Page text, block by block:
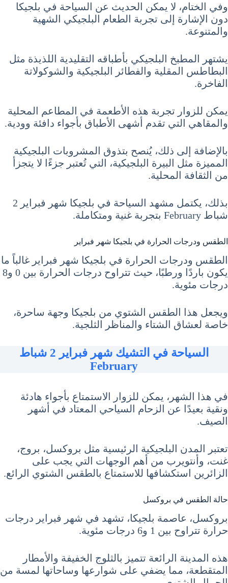
وفي الختام، لا يمكن الحديث عن السياحة في بلجيكا
دون الإشارة إلى تجربة الطعام البلجيكي الشهية
والمتنوعة.
يشتهر المطبخ البلجيكي بأطباقه التقليدية اللذيذة مثل
البطاطس المقلية والفطائر البلجيكية والشوكولاتة
الفاخرة.
يمكن للزوار تجربة هذه الأطعمة في المطاعم المحلية
والمقاهي التي تقدم أشهى الأطباق بأجواء دافئة وودية.
بالإضافة إلى ذلك، يُنصح بتذوق المشروبات البلجيكية
المميزة مثل البيرة البلجيكية، التي تُعتبر جزءًا لا يتجزأ
من الثقافة المحلية.
بذلك، يكتمل مشهد السياحة في بلجيكا شهر فبراير 2
شباط February بتجربة غنية ومتكاملة.
الطقس ودرجات الحرارة في بلجيكا شهر فبراير
الطقس ودرجات الحرارة في بلجيكا شهر فبراير غالباً ما
يكون باردًا ورطبًا، حيث تتراوح درجات الحرارة بين 0 و8
درجات مئوية.
ويجعل هذا الطقس الشتوي من بلجيكا وجهة ساحرة،
خاصة لعشاق الشتاء والمناظر الثلجية.
السياحة في التشيك شهر فبراير 2 شباط
February
في هذا الشهر، يمكن للزوار الاستمتاع بأجواء هادئة
ونقية بعيدًا عن الزحام السياحي المعتاد في أشهر
الصيف.
تعتبر المدن البلجيكية الرئيسية مثل بروكسل، بروج،
غنت، وأنتويرب من أهم الوجهات التي يجب على
الزائرين استكشافها للاستمتاع بالطقس الشتوي الرائع.
حالة الطقس في بروكسل
بروكسل، عاصمة بلجيكا، تشهد في شهر فبراير درجات
حرارة تتراوح بين 1 و6 درجات مئوية.
هذه المدينة الرائعة تتميز بالثلوج الخفيفة والأمطار
المتقطعة، مما يضفي على شوارعها وساحاتها لمسة من